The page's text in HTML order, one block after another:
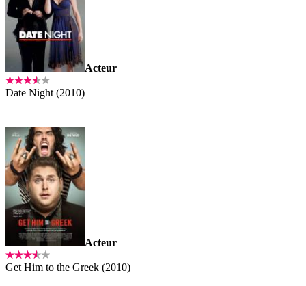
Acteur
Date Night (2010)
Acteur
Get Him to the Greek (2010)